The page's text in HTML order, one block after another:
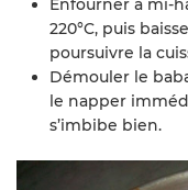
Enfourner à mi-
220°C, puis
poursuivre la
Démouler le
le napper
s’imbibe bien.